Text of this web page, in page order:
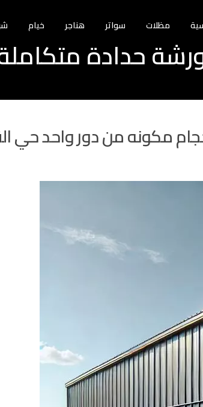
مظلات سواتر هناجر خيام
حدادة
مكونه من دور واحد حي